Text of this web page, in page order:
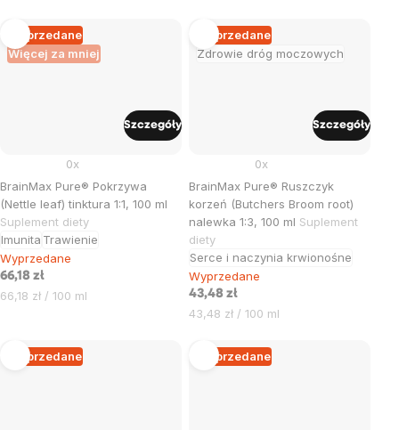
Więcej za mniej
Wyprzedane
BrainMax Pure® Pokrzywa
(Nettle leaf) tinktura 1:1, 100 ml
Suplement diety
Imunita Trawienie
0x
Wyprzedane
66,18 zł
Cena
66,18 zł / 100 ml
Szczegóły
Zdrowie dróg moczowych
Wyprzedane
BrainMax Pure® Ruszczyk
korzeń (Butchers Broom root)
nalewka 1:3, 100 ml Suplement
diety
Serce i naczynia krwionośne
0x
Wyprzedane
43,48 zł
Cena
43,48 zł / 100 ml
Szczegóły
Wyprzedane Wyprzedane